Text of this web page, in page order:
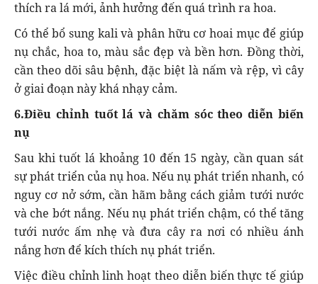
thích ra lá mới, ảnh hưởng đến quá trình ra hoa.
Có thể bổ sung kali và phân hữu cơ hoai mục để giúp
nụ chắc, hoa to, màu sắc đẹp và bền hơn. Đồng thời,
cần theo dõi sâu bệnh, đặc biệt là nấm và rệp, vì cây
ở giai đoạn này khá nhạy cảm.
6.Điều chỉnh tuốt lá và chăm sóc theo diễn biến
nụ
Sau khi tuốt lá khoảng 10 đến 15 ngày, cần quan sát
sự phát triển của nụ hoa. Nếu nụ phát triển nhanh, có
nguy cơ nở sớm, cần hãm bằng cách giảm tưới nước
và che bớt nắng. Nếu nụ phát triển chậm, có thể tăng
tưới nước ấm nhẹ và đưa cây ra nơi có nhiều ánh
nắng hơn để kích thích nụ phát triển.
Việc điều chỉnh linh hoạt theo diễn biến thực tế giúp